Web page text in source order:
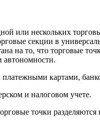
или нескольких
секции в
на то, что торговые
автономности.
картами,
и налоговом учете.
точки разделяются